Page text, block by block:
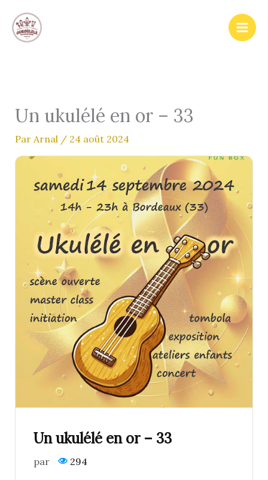
contenu
Un ukulélé en or – 33
Par Arnal / 24 août 2024
Un ukulélé en or – 33
par 294